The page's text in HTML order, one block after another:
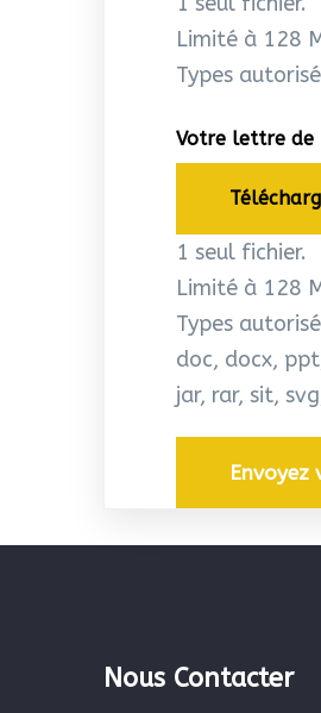
Limité à 128
Types
Votre lettre de
1 seul fichier.
Limité à 128
Types
doc, docx,
jar, rar, sit,
Nous Contacter